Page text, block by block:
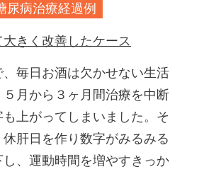
尿病治療経過例
きく改善したケース
、毎日お酒は欠かせない生活
月から３ヶ月間治療を中断
も上がってしまいました。そ
肝日を作り数字がみるみる
、運動時間を増やすきっか